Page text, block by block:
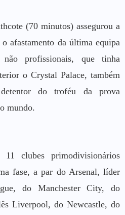
(70 minutos) assegurou a
afastamento da última equipa
não profissionais, que tinha
o Crystal Palace, também
do troféu da prova
mundo.
clubes primodivisionários
fase, a par do Arsenal, líder
do Manchester City, do
Liverpool, do Newcastle, do